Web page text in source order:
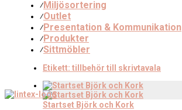
⁄Miljösortering
⁄Outlet
⁄Presentation & Kommunikation
⁄Produkter
⁄Sittmöbler
Etikett: tillbehör till skrivtavala
Startset Björk och Kork